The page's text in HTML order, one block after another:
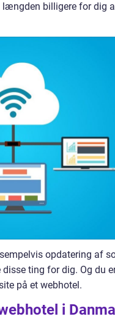
billigere for dig
opdatering af
ting for dig. Og du
på et webhotel.
i